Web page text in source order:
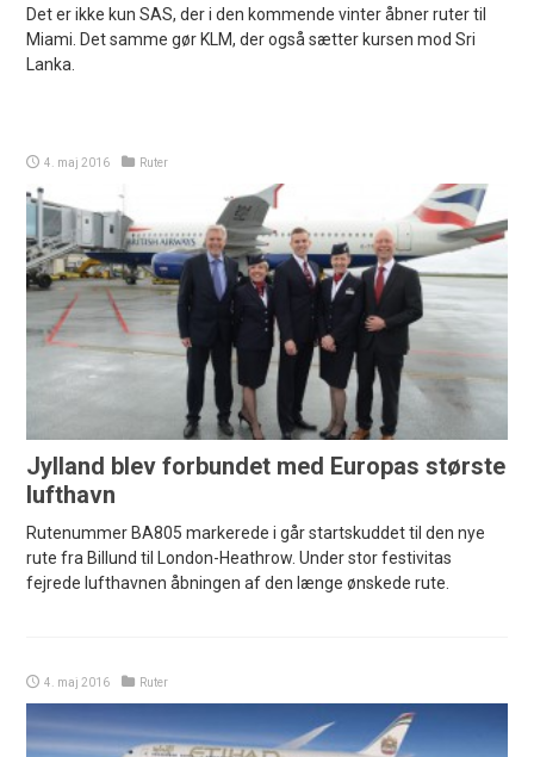
Det er ikke kun SAS, der i den kommende vinter åbner ruter til
Miami. Det samme gør KLM, der også sætter kursen mod Sri
Lanka.
4. maj 2016 Ruter
Jylland blev forbundet med Europas største
lufthavn
Rutenummer BA805 markerede i går startskuddet til den nye
rute fra Billund til London-Heathrow. Under stor festivitas
fejrede lufthavnen åbningen af den længe ønskede rute.
4. maj 2016 Ruter